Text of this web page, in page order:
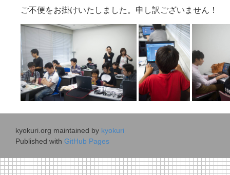
ご不便をお掛けいたしました。申し訳ございません！
kyokuri.org maintained by kyokuri
Published with GitHub Pages